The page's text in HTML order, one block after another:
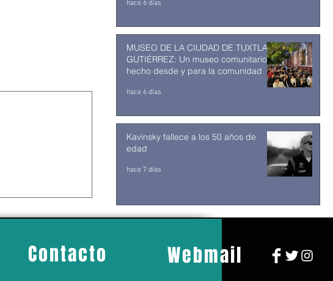
hace 6 días
MUSEO DE LA CIUDAD DE TUXTLA
GUTIÉRREZ: Un museo comunitario
hecho desde y para la comunidad
hace 6 días
Kavinsky fallece a los 50 años de
edad
hace 7 días
Contacto Webmail